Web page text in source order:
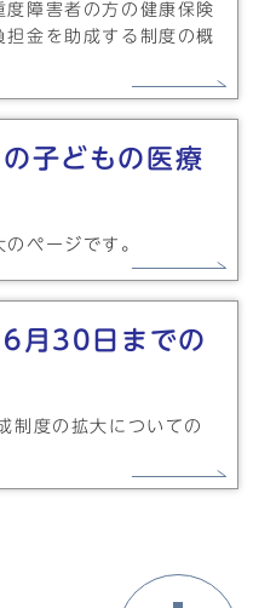
障害者の方の健康保険
金を助成する制度の概
子どもの医療
ページです。
月30日までの
制度の拡大についての